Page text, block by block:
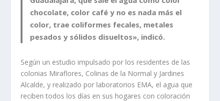
chocolate, color café y no es nada más el
color, trae coliformes fecales, metales
pesados y sólidos disueltos», indicó.
Según un estudio impulsado por los residentes de las
colonias Miraflores, Colinas de la Normal y Jardines
Alcalde, y realizado por laboratorios EMA, el agua que
reciben todos los días en sus hogares con coloración